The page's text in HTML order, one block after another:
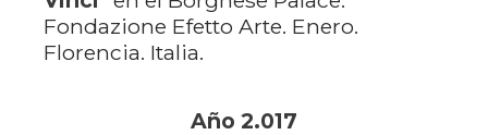
Fondazione Efetto Arte. Enero.
Florencia. Italia.
Año 2.017